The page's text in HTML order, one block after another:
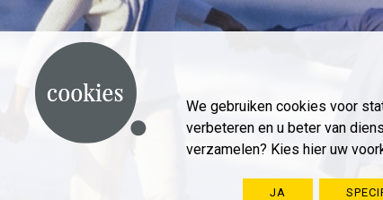
We gebruiken cookies voor
verbeteren en u beter van
verzamelen? Kies hier uw
JA